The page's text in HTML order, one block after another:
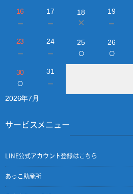
16
－
17
－
18
×
19
－
23
－
24
－
25
○
26
○
30
○
31
－
2026年7月
サービスメニュー
LINE公式アカウント登録はこちら
あっこ助産所